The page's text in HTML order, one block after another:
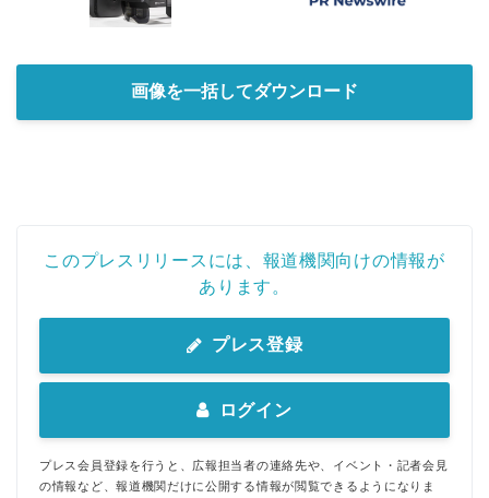
画像を一括してダウンロード
このプレスリリースには、報道機関向けの情報が
あります。
プレス登録
ログイン
プレス会員登録を行うと、広報担当者の連絡先や、イベント・記者会見
の情報など、報道機関だけに公開する情報が閲覧できるようになりま